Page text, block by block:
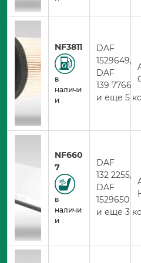
NF3811
в
наличи
и
DAF
1529649,
DAF
139 7766
и еще 5
NF660
7
в
наличи
и
DAF
132 2255,
DAF
1529650
и еще 3